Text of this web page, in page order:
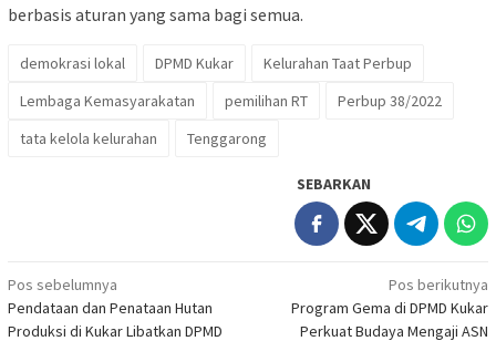
berbasis aturan yang sama bagi semua.
demokrasi lokal DPMD Kukar
Kelurahan Taat Perbup
Lembaga Kemasyarakatan
pemilihan RT
Perbup 38/2022
tata kelola kelurahan
Tenggarong
SEBARKAN
Navigasi
pos
Pos sebelumnya
Pendataan dan Penataan Hutan
Produksi di Kukar Libatkan DPMD
Pos berikutnya
Program Gema di DPMD Kukar
Perkuat Budaya Mengaji ASN